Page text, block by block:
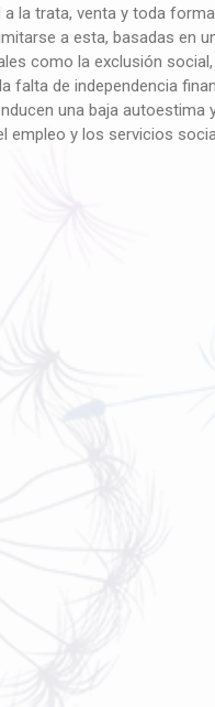
la trata, venta y toda
a esta, basadas en
como la exclusión
falta de independencia
una baja autoestima
empleo y los servicios